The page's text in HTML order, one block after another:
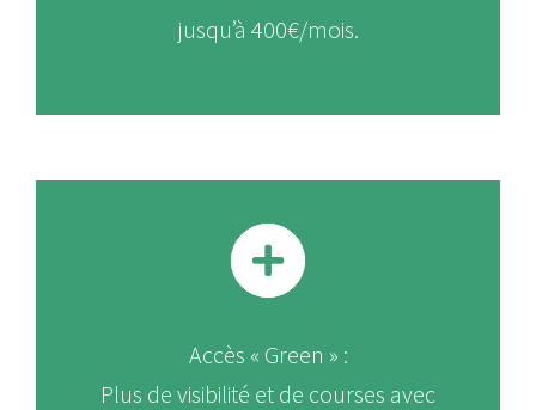
jusqu’à 400€/mois.
Accès « Green » :
Plus de visibilité et de courses avec